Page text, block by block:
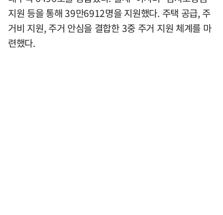
지원 등을 통해 39만6912명을 지원했다. 주택 공급, 주
거비 지원, 주거 안심을 결합한 3중 주거 지원 체계를 마
련했다.